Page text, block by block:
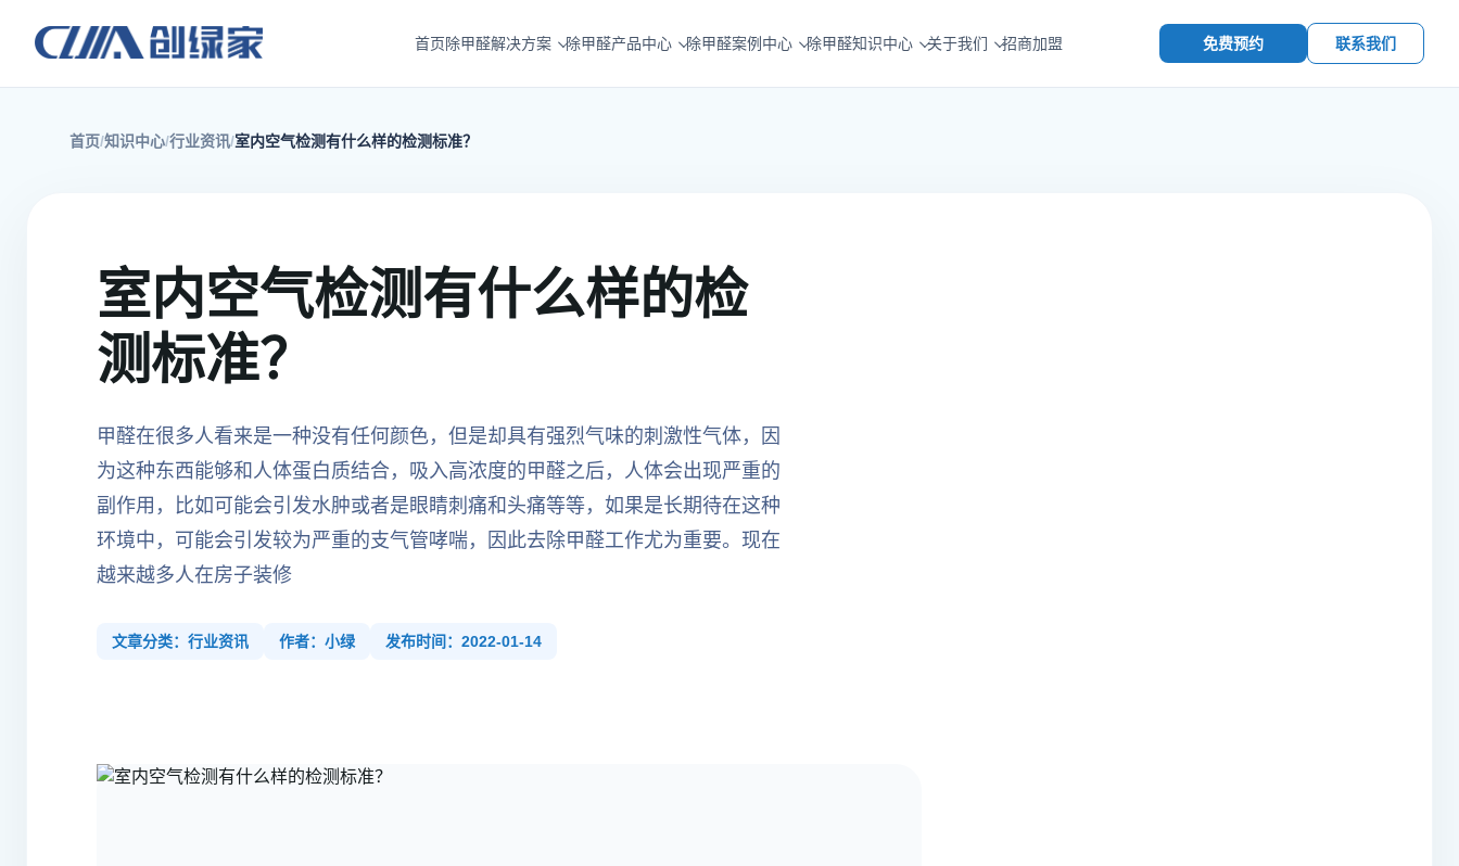
首页除甲醛解决方案 除甲醛产品中心 除甲醛案例中心 除甲醛知识中心 关于我们 招商加盟 免费预约 联系我们
首页 知识中心 行业资讯 室内空气检测有什么样的检测标准？
室内空气检测有什么样的检
测标准？
甲醛在很多人看来是一种没有任何颜色，但是却具有强烈气味的刺激性气体，因
为这种东西能够和人体蛋白质结合，吸入高浓度的甲醛之后，人体会出现严重的
副作用，比如可能会引发水肿或者是眼睛刺痛和头痛等等，如果是长期待在这种
环境中，可能会引发较为严重的支气管哮喘，因此去除甲醛工作尤为重要。现在
越来越多人在房子装修
文章分类：行业资讯 作者：小绿 发布时间：2022-01-14